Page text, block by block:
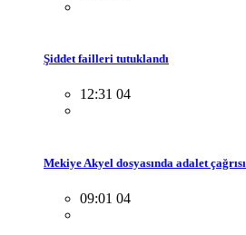
Şiddet failleri tutuklandı
12:31 04
Mekiye Akyel dosyasında adalet çağrısı
09:01 04